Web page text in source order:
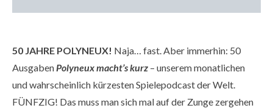
50 JAHRE POLYNEUX! Naja… fast. Aber immerhin: 50
Ausgaben Polyneux macht’s kurz – unserem monatlichen
und wahrscheinlich kürzesten Spielepodcast der Welt.
FÜNFZIG! Das muss man sich mal auf der Zunge zergehen